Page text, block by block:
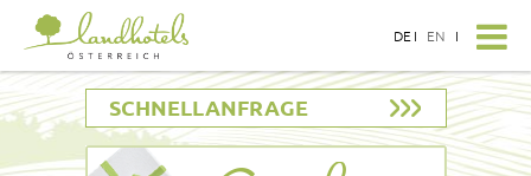
SCHNELLANFRAGE
DE I EN I